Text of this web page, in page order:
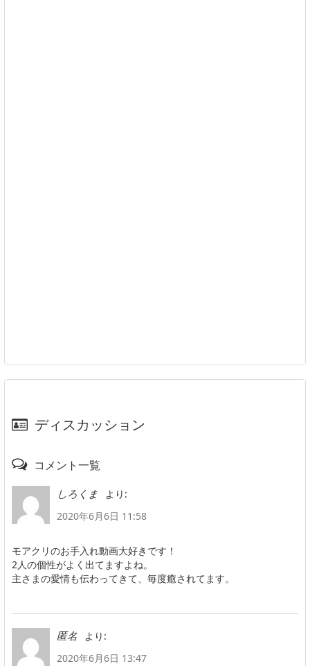
ディスカッション
コメント一覧
しろくま
より:
2020年6月6日 11:58
モアクリのお手入れ動画大好きです！
2人の個性がよく出てますよね。
主さまの愛情も伝わってきて、毎度癒されてます。
匿名
より:
2020年6月6日 13:47